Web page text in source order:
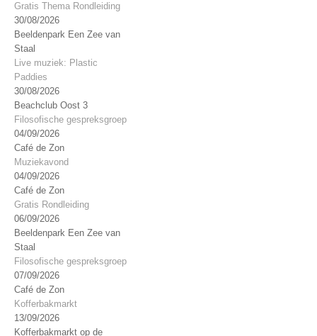
Gratis Thema Rondleiding
30/08/2026
Beeldenpark Een Zee van
Staal
Live muziek: Plastic
Paddies
30/08/2026
Beachclub Oost 3
Filosofische gespreksgroep
04/09/2026
Café de Zon
Muziekavond
04/09/2026
Café de Zon
Gratis Rondleiding
06/09/2026
Beeldenpark Een Zee van
Staal
Filosofische gespreksgroep
07/09/2026
Café de Zon
Kofferbakmarkt
13/09/2026
Kofferbakmarkt op de